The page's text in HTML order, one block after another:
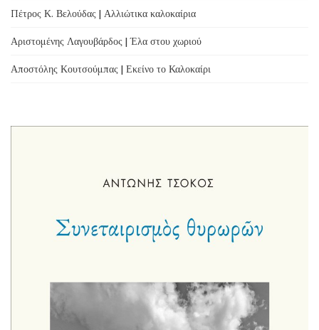
Πέτρος Κ. Βελούδας | Αλλιώτικα καλοκαίρια
Αριστομένης Λαγουβάρδος | Έλα στου χωριού
Αποστόλης Κουτσούμπας | Εκείνο το Καλοκαίρι